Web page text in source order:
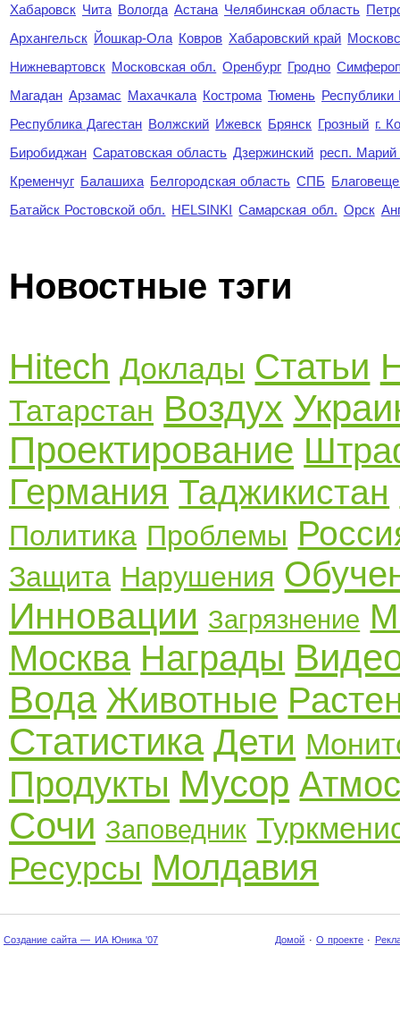
Хабаровск Чита Вологда Астана Челябинская область
Архангельск Йошкар-Ола Ковров Хабаровский край
Нижневартовск Московская обл. Оренбург Гродно
Магадан Арзамас Махачкала Кострома Тюмень Республики
Республика Дагестан Волжский Ижевск Брянск Грозный г.
Биробиджан Саратовская область Дзержинский респ.
Кременчуг Балашиха Белгородская область СПБ
Батайск Ростовской обл. HELSINKI Самарская обл. Орск
Новостные тэги
Hitech Доклады Статьи
Татарстан Воздух
Проектирование
Германия Таджикистан
Политика Проблемы
Защита Нарушения
Инновации Загрязнение
Москва Награды
Вода Животные
Статистика Дети
Продукты Мусор
Сочи Заповедник
Ресурсы Молдавия
Создание сайта — ИА Юника '07 Домой · О проекте ·